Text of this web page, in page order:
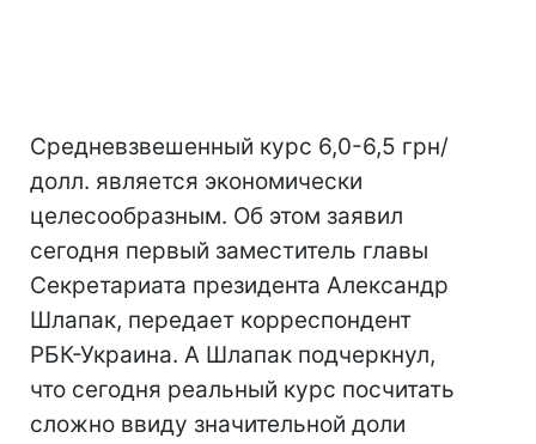
Средневзвешенный курс 6,0-6,5 грн/
долл. является экономически
целесообразным. Об этом заявил
сегодня первый заместитель главы
Секретариата президента Александр
Шлапак, передает корреспондент
РБК-Украина. А Шлапак подчеркнул,
что сегодня реальный курс посчитать
сложно ввиду значительной доли